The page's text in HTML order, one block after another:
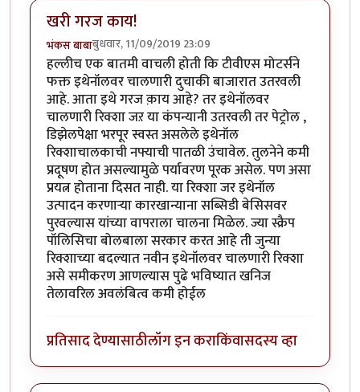
खरी गरज काय!
भंकस बाबाबुधवार, 11/09/2019 23:09
हल्लीच एक बातमी वाचली होती कि टीवीएस मोटर्सने
फक्त इथेनॉलवर चालणारी दुचाकी बाजारात उतरवली
आहे. आता इथे गरज क़ाय आहे? तर इथेनॉलवर
चालणारी रिक्शा जऱ या कंपन्यानी उतरवली तर पेट्रोल ,
डिझेलपेक्षा भरपूर स्वस्त असलेले इथेनॉल
रिक्शाचालकाची नफ्याची पातळी उंचावेल. तुलनेने कमी
प्रदूषण होत असल्यामुळे पर्यावरण पूरक असेल. पण असा
प्रयत्न होताना दिसत नाही. या रिक्शा जर इथेनॉल
उत्पादन करणाऱ्या कारखान्याना सब्सिडी बेसिसवर
पुरवल्यास यांच्या वापराला चालना मिळेल. ज्या स्क्रैप
पॉलिसिचा बोलबाला सरकार करत आहे ती जुन्या
रिक्शाच्या बदल्यात नवीन इथेनॉलवर चालणारी रिक्शा
असे समीकरण आणल्यास पुढे भविष्यात खनिज
तेलावरिल अवलंबित्व कमी होईल
प्रतिसाद देण्यासाठीलॉग इन कराकिंवासदस्य व्हा